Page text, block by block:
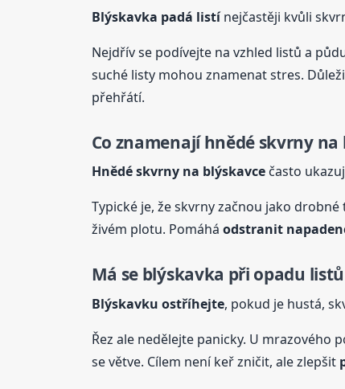
Blýskavka padá listínejčastěji kvůli
Nejdřív se podívejte na vzhled listů a
suché listy mohou znamenat stres.
přehřátí.
Co znamenají hnědé skvrny
Hnědé skvrny na blýskavcečasto
Typické je, že skvrny začnou jako
živém plotu. Pomáhá odstranit
Má se blýskavka při opadu
Blýskavku ostříhejte, pokud je hustá,
Řez ale nedělejte panicky. U mrazového
se větve. Cílem není keř zničit, ale zlepšit